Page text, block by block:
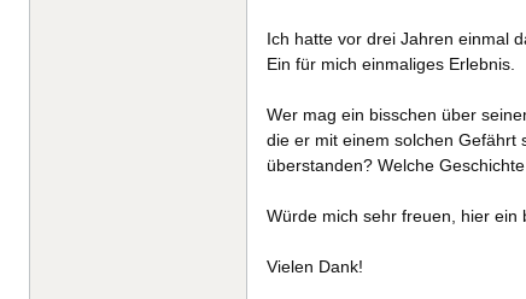
Ich hatte vor drei Jahren einmal
Ein für mich einmaliges Erlebnis.
Wer mag ein bisschen über
die er mit einem solchen Gefährt
überstanden? Welche
Würde mich sehr freuen, hier ein
Vielen Dank!